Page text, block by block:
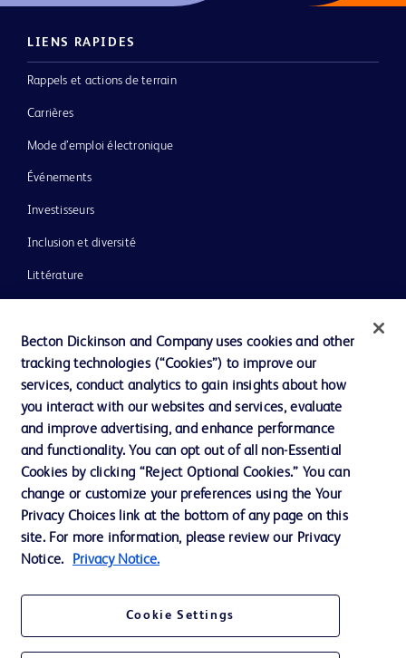
LIENS RAPIDES
Rappels et actions de terrain
Carrières
Mode d’emploi électronique
Événements
Investisseurs
Inclusion et diversité
Littérature
Notre entreprise
Éthique et conformité
Assistance
Nous contacter
Préférences en matière de cookies
Confidentialité
Accessibilité du site Web
Becton Dickinson and Company uses cookies and other
tracking technologies (“Cookies”) to improve our
services, conduct analytics to gain insights about how
you interact with our websites and services, evaluate
and improve advertising, and enhance performance
and functionality. You can opt out of all non-Essential
Cookies by clicking “Reject Optional Cookies.” You can
change or customize your preferences using the Your
Privacy Choices link at the bottom of any page on this
site. For more information, please review our Privacy
Notice.
Privacy Notice.
Cookie Settings